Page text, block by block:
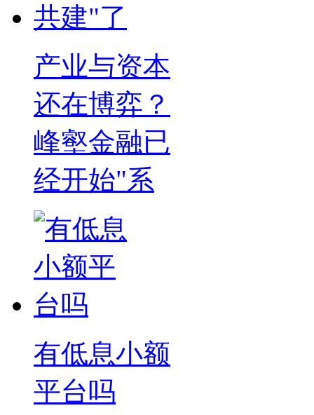
产业与资本
还在博弈？
峰壑金融已
经开始"系
有低息小额
平台吗